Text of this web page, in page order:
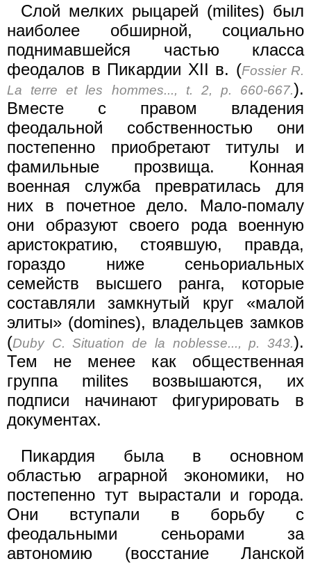
Слой мелких рыцарей (milites) был
наиболее обширной, социально
поднимавшейся частью класса
феодалов в Пикардии XII в. (Fossier R.
La terre et les hommes..., t. 2, p. 660-667.).
Вместе с правом владения
феодальной собственностью они
постепенно приобретают титулы и
фамильные прозвища. Конная
военная служба превратилась для
них в почетное дело. Мало-помалу
они образуют своего рода военную
аристократию, стоявшую, правда,
гораздо ниже сеньориальных
семейств высшего ранга, которые
составляли замкнутый круг «малой
элиты» (domines), владельцев замков
(Duby С. Situation de la noblesse..., p. 343.).
Тем не менее как общественная
группа milites возвышаются, их
подписи начинают фигурировать в
документах.
Пикардия была в основном
областью аграрной экономики, но
постепенно тут вырастали и города.
Они вступали в борьбу с
феодальными сеньорами за
автономию (восстание Ланской